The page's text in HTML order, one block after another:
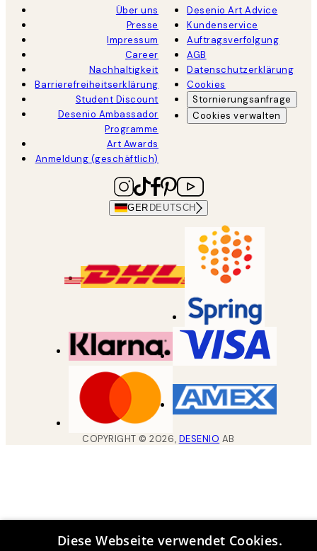
Über uns
Presse
Impressum
Career
Nachhaltigkeit
Barrierefreiheitserklärung
Student Discount
Desenio Ambassador
Programme
Art Awards
Anmeldung (geschäftlich)
Desenio Art Advice
Kundenservice
Auftragsverfolgung
AGB
Datenschutzerklärung
Cookies
Stornierungsanfrage
Cookies verwalten
GER DEUTSCH
COPYRIGHT ©2026, DESENIO AB
Diese Webseite verwendet Cookies.